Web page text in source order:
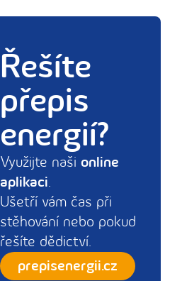
Řešíte
přepis
energií?
Využijte naši online
aplikaci.
Ušetří vám čas při
stěhování nebo pokud
řešíte dědictví.
prepisenergii.cz